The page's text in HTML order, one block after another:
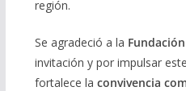
región.
Se agradeció a la
invitación y por impulsar
fortalece la convivencia